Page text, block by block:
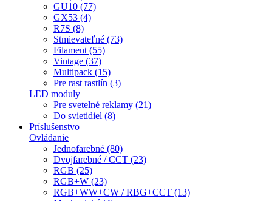
GU10 (77)
GX53 (4)
R7S (8)
Stmievateľné (73)
Filament (55)
Vintage (37)
Multipack (15)
Pre rast rastlín (3)
LED moduly
Pre svetelné reklamy (21)
Do svietidiel (8)
Príslušenstvo
Ovládanie
Jednofarebné (80)
Dvojfarebné / CCT (23)
RGB (25)
RGB+W (23)
RGB+WW+CW / RBG+CCT (13)